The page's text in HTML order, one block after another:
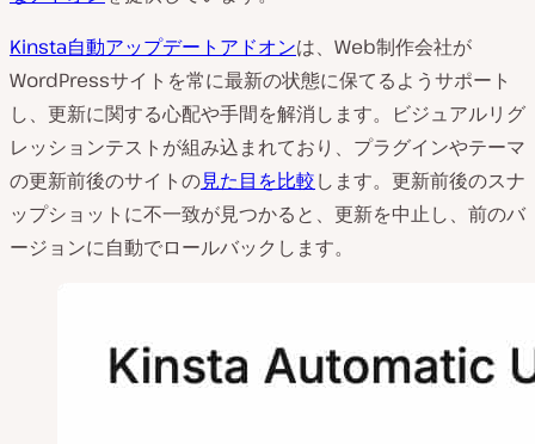
Kinsta自動アップデートアドオンは、Web制作会社が
WordPressサイトを常に最新の状態に保てるようサポート
し、更新に関する心配や手間を解消します。ビジュアルリグ
レッションテストが組み込まれており、プラグインやテーマ
の更新前後のサイトの見た目を比較します。更新前後のスナ
ップショットに不一致が見つかると、更新を中止し、前のバ
ージョンに自動でロールバックします。